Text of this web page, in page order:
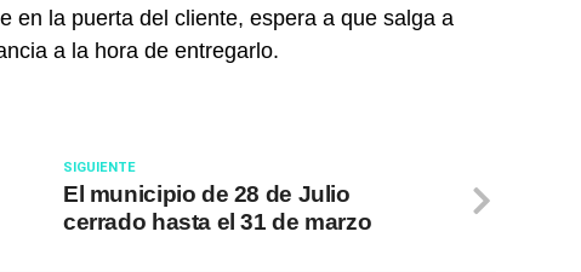
en la puerta del cliente, espera a que salga a
a la hora de entregarlo.
SIGUIENTE
El municipio de 28 de Julio
cerrado hasta el 31 de marzo